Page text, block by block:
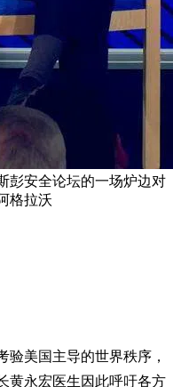
彭安全论坛的一场炉边对
格拉沃
验美国主导的世界秩序，
黄永宏医生因此呼吁各方